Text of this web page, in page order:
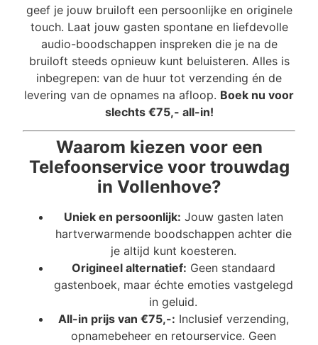
geef je jouw bruiloft een persoonlijke en originele
touch. Laat jouw gasten spontane en liefdevolle
audio-boodschappen inspreken die je na de
bruiloft steeds opnieuw kunt beluisteren. Alles is
inbegrepen: van de huur tot verzending én de
levering van de opnames na afloop. Boek nu voor
slechts €75,- all-in!
Waarom kiezen voor een
Telefoonservice voor trouwdag
in Vollenhove?
Uniek en persoonlijk: Jouw gasten laten
hartverwarmende boodschappen achter die
je altijd kunt koesteren.
Origineel alternatief: Geen standaard
gastenboek, maar échte emoties vastgelegd
in geluid.
All-in prijs van €75,-: Inclusief verzending,
opnamebeheer en retourservice. Geen